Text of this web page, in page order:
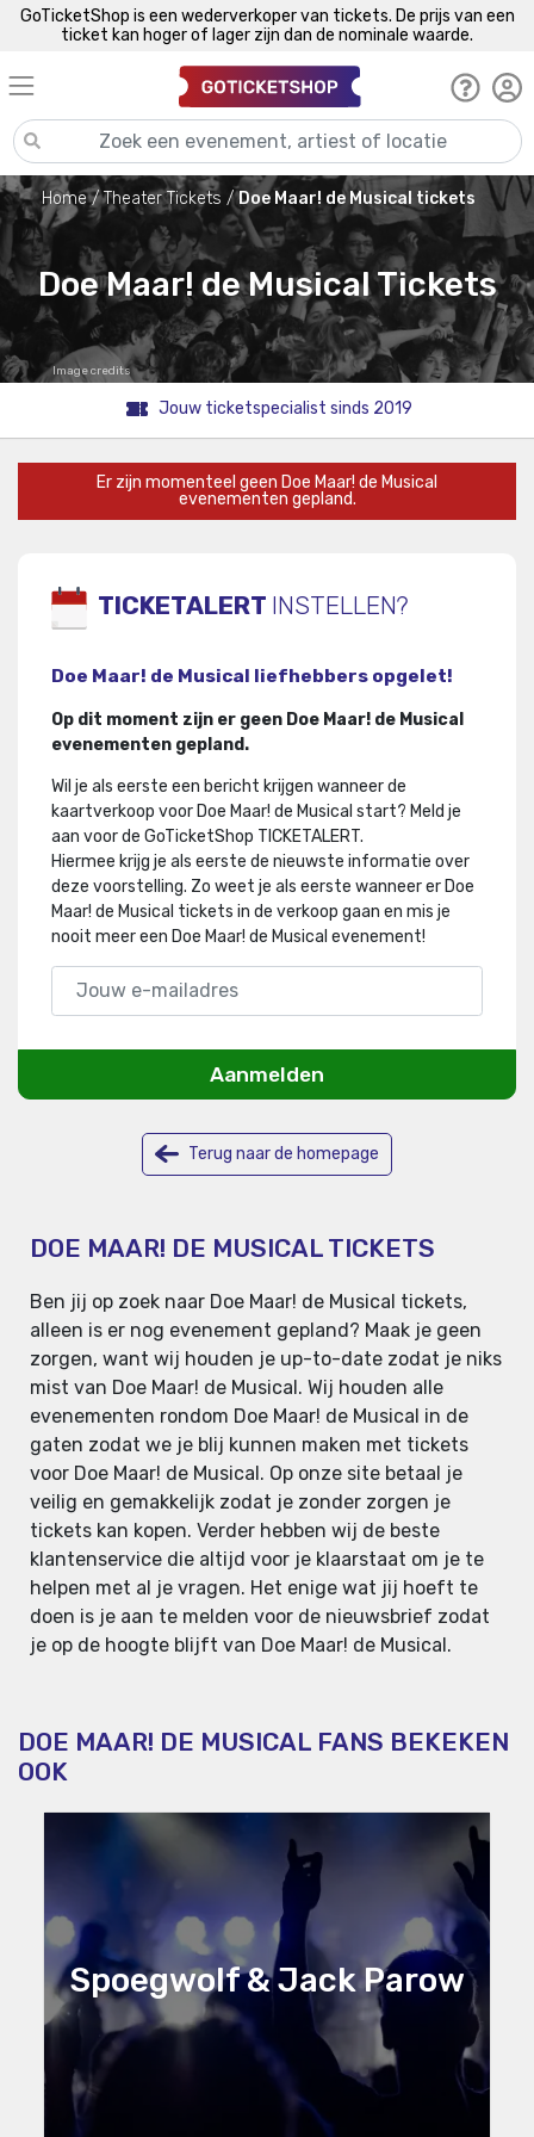
GoTicketShop is een wederverkoper van tickets. De prijs van een
ticket kan hoger of lager zijn dan de nominale waarde.
Home Theater Tickets Doe Maar! de Musical tickets
Doe Maar! de Musical Tickets
Image credits
Jouw ticketspecialist sinds 2019
Er zijn momenteel geen Doe Maar! de Musical
evenementen gepland.
TICKETALERT INSTELLEN?
Doe Maar! de Musical liefhebbers opgelet!
Op dit moment zijn er geen Doe Maar! de Musical
evenementen gepland.
Wil je als eerste een bericht krijgen wanneer de
kaartverkoop voor Doe Maar! de Musical start? Meld je
aan voor de GoTicketShop TICKETALERT.
Hiermee krijg je als eerste de nieuwste informatie over
deze voorstelling. Zo weet je als eerste wanneer er Doe
Maar! de Musical tickets in de verkoop gaan en mis je
nooit meer een Doe Maar! de Musical evenement!
Aanmelden
Terug naar de homepage
DOE MAAR! DE MUSICAL TICKETS
Ben jij op zoek naar Doe Maar! de Musical tickets,
alleen is er nog evenement gepland? Maak je geen
zorgen, want wij houden je up-to-date zodat je niks
mist van Doe Maar! de Musical. Wij houden alle
evenementen rondom Doe Maar! de Musical in de
gaten zodat we je blij kunnen maken met tickets
voor Doe Maar! de Musical. Op onze site betaal je
veilig en gemakkelijk zodat je zonder zorgen je
tickets kan kopen. Verder hebben wij de beste
klantenservice die altijd voor je klaarstaat om je te
helpen met al je vragen. Het enige wat jij hoeft te
doen is je aan te melden voor de nieuwsbrief zodat
je op de hoogte blijft van Doe Maar! de Musical.
DOE MAAR! DE MUSICAL FANS BEKEKEN
OOK
Spoegwolf & Jack Parow